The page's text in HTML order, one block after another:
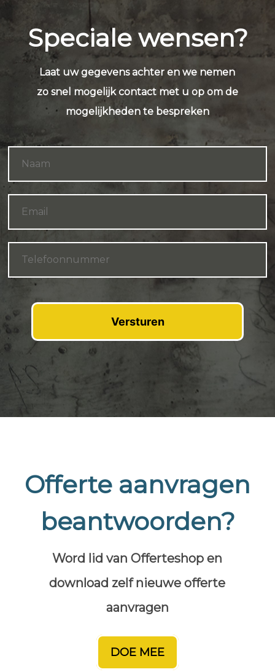
Speciale wensen?
Laat uw gegevens achter en we nemen
zo snel mogelijk contact met u op om de
mogelijkheden te bespreken
Offerte aanvragen
beantwoorden?
Word lid van Offerteshop en
download zelf nieuwe offerte
aanvragen
DOE MEE